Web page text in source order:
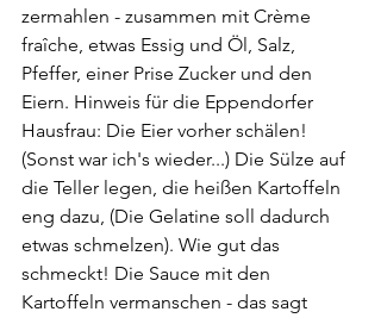
zermahlen - zusammen mit Crème
fraîche, etwas Essig und Öl, Salz,
Pfeffer, einer Prise Zucker und den
Eiern. Hinweis für die Eppendorfer
Hausfrau: Die Eier vorher schälen!
(Sonst war ich's wieder...) Die Sülze auf
die Teller legen, die heißen Kartoffeln
eng dazu, (Die Gelatine soll dadurch
etwas schmelzen). Wie gut das
schmeckt! Die Sauce mit den
Kartoffeln vermanschen - das sagt